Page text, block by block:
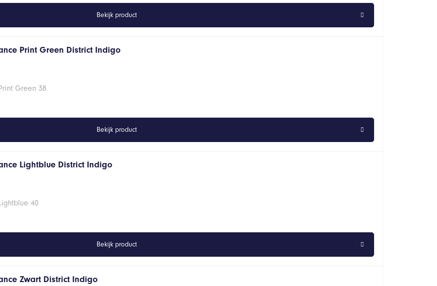
Bekijk product
Print Green District Indigo
Green 38
Bekijk product
Lightblue District Indigo
40
Bekijk product
Zwart District Indigo